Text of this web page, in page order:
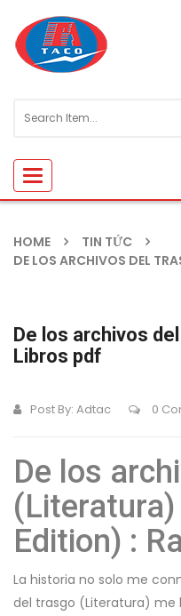
Toggle
navigation
HOME
TIN TỨC
DE LOS ARCHIVOS DEL
De los archivos
Libros pdf
Post By: Adtac 0
De los
Edition) :
La historia no solo me
del trasgo (Literatura) me